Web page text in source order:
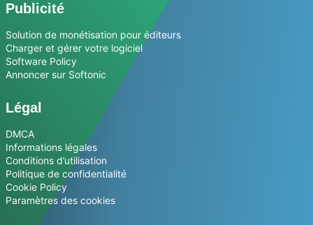
Publicité
Solution de monétisation pour éditeurs
Charger et gérer votre logiciel
Software Policy
Annoncer sur Softonic
Légal
DMCA
Informations légales
Conditions d’utilisation
Politique de confidentialité
Cookie Policy
Paramètres des cookies